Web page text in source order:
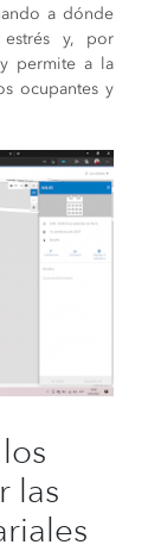
a dónde
y, por
permite a la
ocupantes y
las